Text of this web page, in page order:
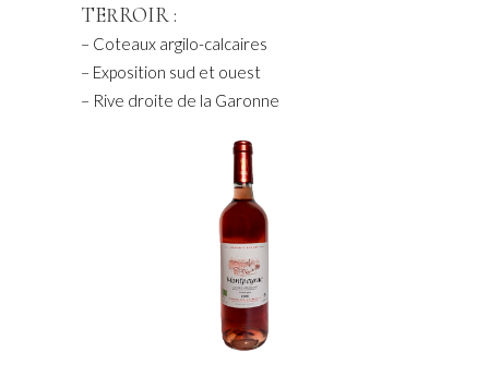
TERROIR :
– Coteaux argilo-calcaires
– Exposition sud et ouest
– Rive droite de la Garonne